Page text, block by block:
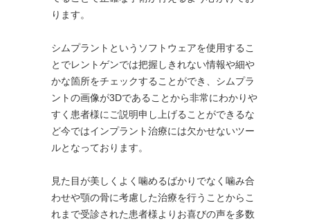
ります。
シムプラントというソフトウェアを使用するこ
とでレントゲンでは把握しきれない情報や細や
かな箇所をチェックすることができ、シムプラ
ントの画像が3Dであることから非常にわかりや
すく患者様にご説明申し上げることができるな
ど今ではインプラント治療には欠かせないツー
ルとなっております。
見た目が美しくよく噛めるばかりでなく噛み合
わせや顎の骨に考慮した治療を行うことからこ
れまで受診された患者様よりお喜びの声を多数